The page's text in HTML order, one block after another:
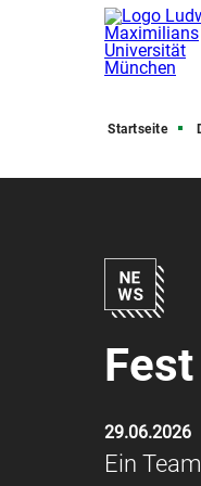
Startseite
29.06.2026
Ein